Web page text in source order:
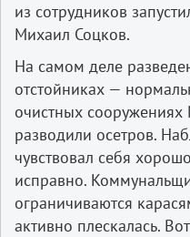
из сотрудников
Михаил Соцков.
На самом деле
отстойниках —
очистных
разводили осетров.
чувствовал себя
исправно.
ограничиваются
активно плескалась.